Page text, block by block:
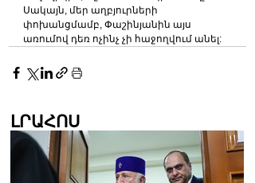
Սակայն, մեր աղբյուրների
փոխանցմամբ, Փաշինյանին այս
առումով դեռ ոչինչ չի հաջողվում անել:
ԼՐԱՀՈՍ